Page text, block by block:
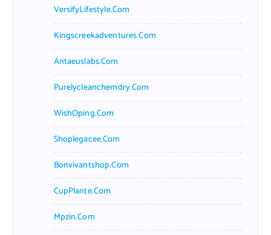
VersifyLifestyle.com
Kingscreekadventures.com
Antaeuslabs.com
Purelycleanchemdry.com
WishOping.com
Shoplegacee.com
Bonvivantshop.com
CupPlante.com
Mpzin.com